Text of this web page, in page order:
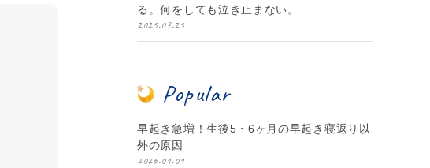
る。何をしても泣き止まない。
2025.07.25
Popular
早起き急増！生後5・6ヶ月の早起き寝返り以
外の原因
2026.01.01